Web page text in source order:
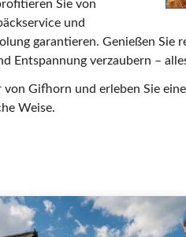
Sie von
und
garantieren. Genießen
Entspannung verzaubern –
Gifhorn und erleben Sie
Weise.